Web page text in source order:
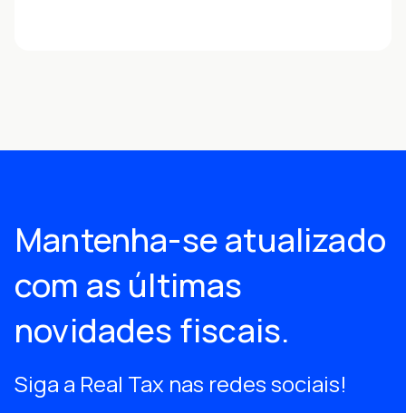
Mantenha-se atualizado
com as últimas
novidades fiscais.
Siga a Real Tax nas redes sociais!